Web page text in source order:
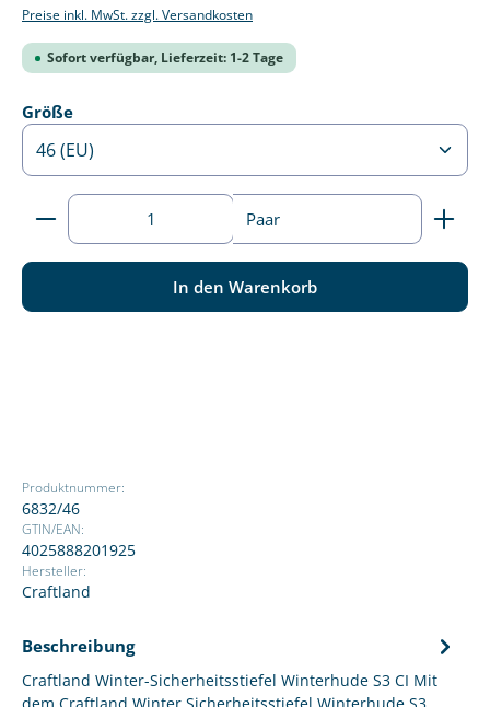
Preise inkl. MwSt. zzgl. Versandkosten
Sofort verfügbar, Lieferzeit: 1-2 Tage
Größeauswählen
Produkt Anzahl: Gib den gewünschten Wert ein
Paar
In den Warenkorb
Produktnummer:
6832/46
GTIN/EAN:
4025888201925
Hersteller:
Craftland
Beschreibung
Craftland Winter-Sicherheitsstiefel Winterhude S3 CI Mit